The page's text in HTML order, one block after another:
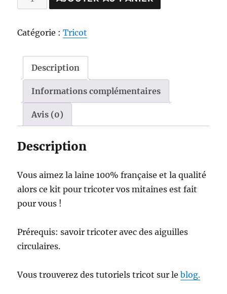
de
pour
mitaines
Kaouenn
couleur
bleu
Catégorie :Tricot
Description
Informations complémentaires
Avis (0)
Description
Vous aimez la laine 100% française et la qualité
alors ce kit pour tricoter vos mitaines est fait
pour vous !
Prérequis: savoir tricoter avec des aiguilles
circulaires.
Vous trouverez des tutoriels tricot sur leblog.